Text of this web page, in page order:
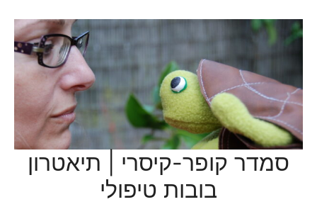
סמדר קופר-קיסרי | תיאטרון
בובות טיפולי